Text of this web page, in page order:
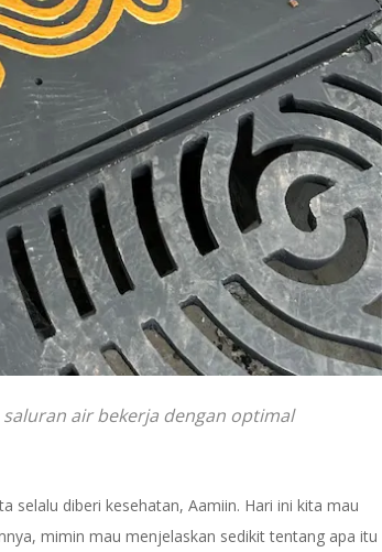
air bekerja dengan optimal
selalu diberi kesehatan, Aamiin. Hari ini kita mau
mimin mau menjelaskan sedikit tentang apa itu